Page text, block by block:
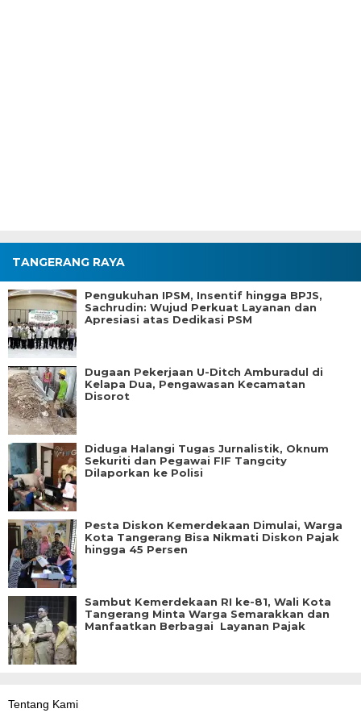
TANGERANG RAYA
Pengukuhan IPSM, Insentif hingga BPJS,
Sachrudin: Wujud Perkuat Layanan dan
Apresiasi atas Dedikasi PSM
Dugaan Pekerjaan U-Ditch Amburadul di
Kelapa Dua, Pengawasan Kecamatan
Disorot
Diduga Halangi Tugas Jurnalistik, Oknum
Sekuriti dan Pegawai FIF Tangcity
Dilaporkan ke Polisi
Pesta Diskon Kemerdekaan Dimulai, Warga
Kota Tangerang Bisa Nikmati Diskon Pajak
hingga 45 Persen
Sambut Kemerdekaan RI ke-81, Wali Kota
Tangerang Minta Warga Semarakkan dan
Manfaatkan Berbagai Layanan Pajak
Tentang Kami